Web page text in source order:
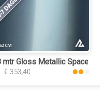
keukenfolie
mtr Gloss Metallic Space
€ 353,40